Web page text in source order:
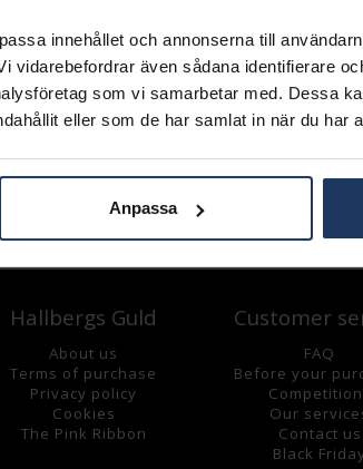
innehållet och annonserna till
vidarebefordrar även sådana identifierare
som vi samarbetar med. Dessa
eller som de har samlat in när du har
Anpassa
INFO
LÄNGD CA (CM)
VARUMÄRKE
MODELL
STEN/PÄRLA
Andra köpte även
Hallbergs Guld
About us
Terms of purchase
Privacy policy
Cookies
The Pink Ribbon
Customer
FAQ
Before your
Our
Contact us
Black